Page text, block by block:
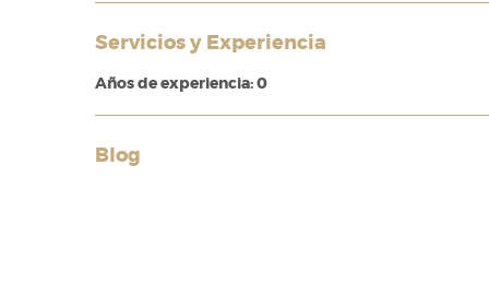
Servicios y Experiencia
Años de experiencia: 0
Blog